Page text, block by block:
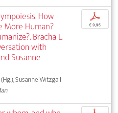
How
More Human?
Bracha L.
with
Susanne
Susanne Witzgall
p
€ 9,95